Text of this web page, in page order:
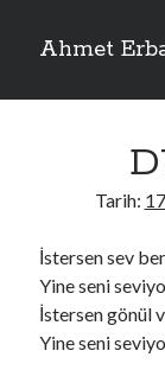
Ahmet
Yan
ELİF BENİ
ÖLÜM GELSİN
DOĞRU YOLDAN
Son Yorumlar
Tarih:
İstersen sev
Yine seni
İstersen gönül
Yine seni